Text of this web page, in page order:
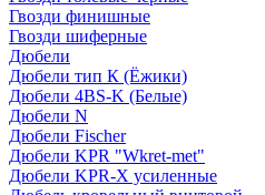
Гвозди финишные
Гвозди шиферные
Дюбели
Дюбели тип К (Ёжики)
Дюбели 4BS-K (Белые)
Дюбели N
Дюбели Fischer
Дюбели KPR "Wkret-met"
Дюбели KPR-Х усиленные